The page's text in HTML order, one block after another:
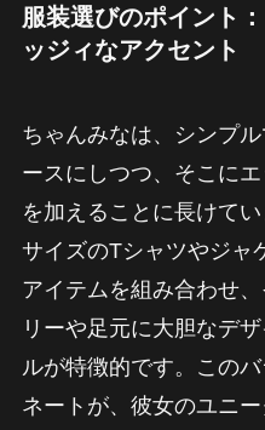
服装選びのポイント
ッジィなアクセント
ちゃんみなは、シンプ
ースにしつつ、そこに
を加えることに長けて
サイズのTシャツやジャ
アイテムを組み合わせ
リーや足元に大胆なデ
ルが特徴的です。この
ネートが、彼女のユニ